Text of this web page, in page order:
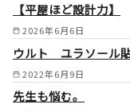
松
江
町 /
2026年6月6日
【平屋ほど設計力】
2022年6月9日
ウルト ユラソール
先生も悩む。